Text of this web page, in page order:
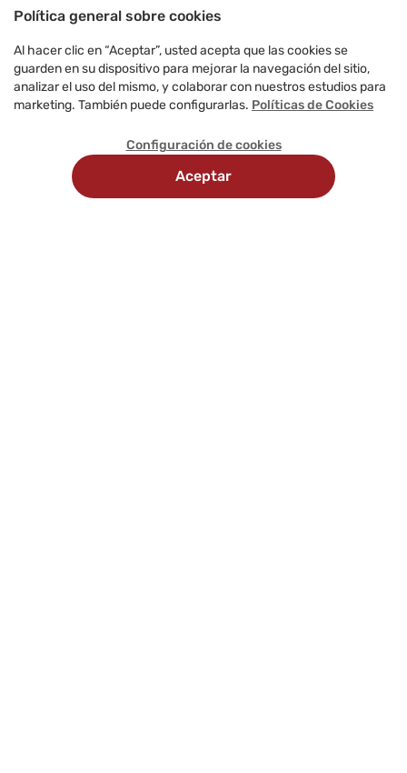
Política general sobre cookies
Al hacer clic en “Aceptar”, usted acepta que las cookies se
guarden en su dispositivo para mejorar la navegación del sitio,
analizar el uso del mismo, y colaborar con nuestros estudios para
marketing. También puede configurarlas. Políticas de Cookies
Configuración de cookies
Aceptar